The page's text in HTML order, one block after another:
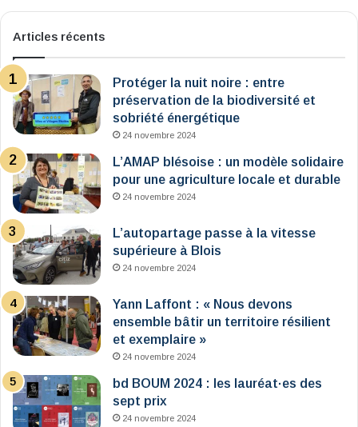
Articles récents
Protéger la nuit noire : entre
préservation de la biodiversité et
sobriété énergétique
24 novembre 2024
L’AMAP blésoise : un modèle solidaire
pour une agriculture locale et durable
24 novembre 2024
L’autopartage passe à la vitesse
supérieure à Blois
24 novembre 2024
Yann Laffont : « Nous devons
ensemble bâtir un territoire résilient
et exemplaire »
24 novembre 2024
bd BOUM 2024 : les lauréat·es des
sept prix
24 novembre 2024